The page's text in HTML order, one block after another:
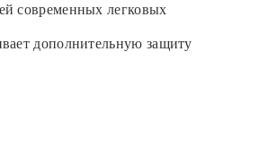
современных легковых
дополнительную защиту